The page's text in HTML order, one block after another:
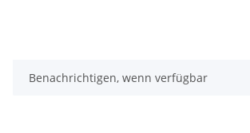
Benachrichtigen, wenn verfügbar